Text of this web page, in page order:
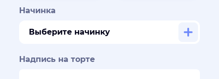
Начинка
Выберите начинку
Надпись на торте